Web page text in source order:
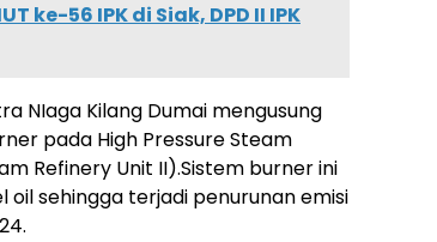
ke-56 IPK di Siak, DPD II IPK
NIaga Kilang Dumai mengusung
pada High Pressure Steam
Refinery Unit II).Sistem burner ini
sehingga terjadi penurunan emisi